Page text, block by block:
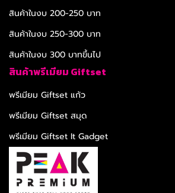
สินค้าในงบ 200-250 บาท
สินค้าในงบ 250-300 บาท
สินค้าในงบ 300 บาทขึ้นไป
สินค้าพรีเมียม Giftset
พรีเมียม Giftset แก้ว
พรีเมียม Giftset สมุด
พรีเมียม Giftset It Gadget